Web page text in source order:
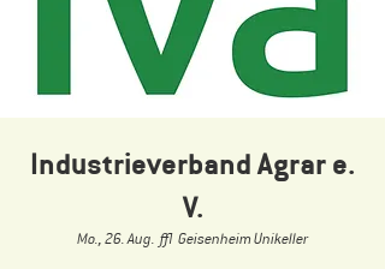
Industrieverband Agrar e.
V.
Mo., 26. Aug.
  |
Geisenheim Unikeller